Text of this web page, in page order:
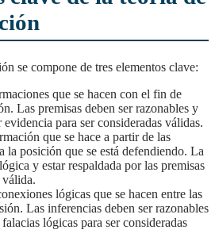
se compone de tres elementos clave:
que se hacen con el fin de
Las premisas deben ser razonables y
evidencia para ser consideradas válidas.
que se hace a partir de las
la posición que se está defendiendo. La
y estar respaldada por las premisas
válida.
lógicas que se hacen entre las
Las inferencias deben ser razonables
lógicas para ser consideradas